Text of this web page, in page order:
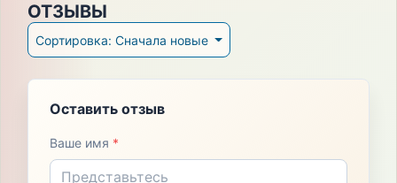
ОТЗЫВЫ
Сортировка: Сначала новые
Оставить отзыв
Ваше имя *